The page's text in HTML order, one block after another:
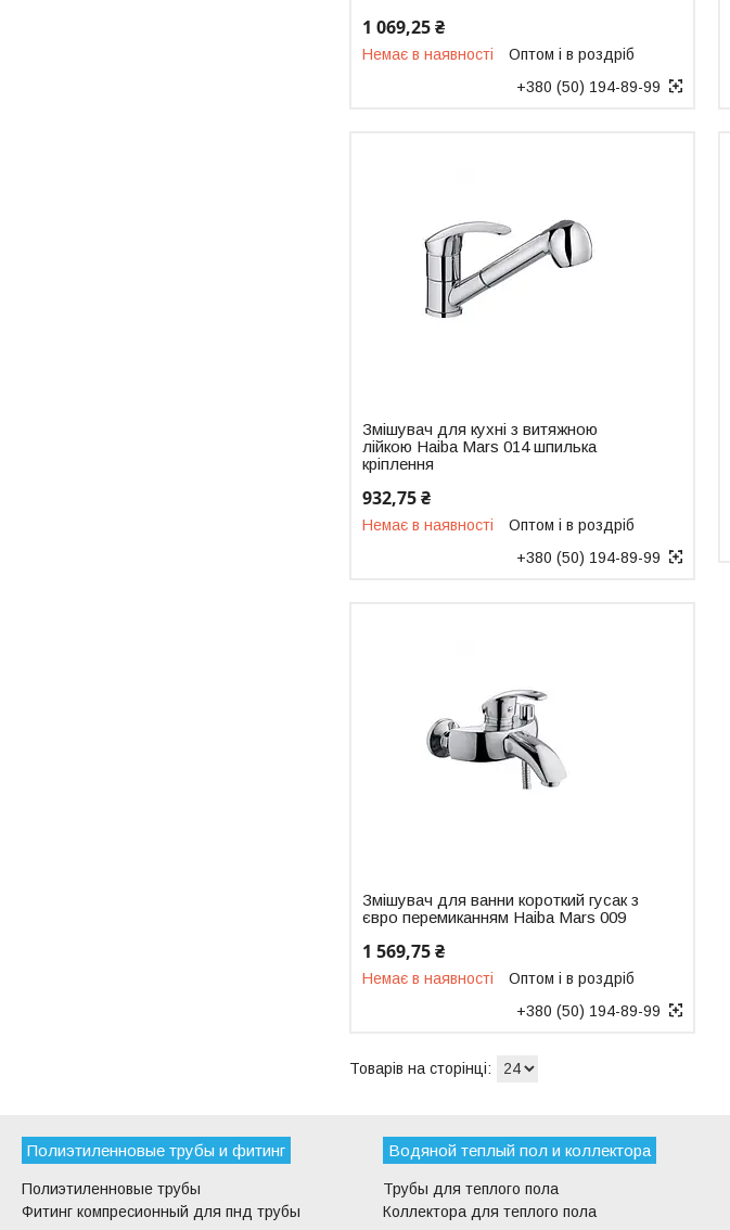
1 069,25 ₴
Немає в наявності
Оптом і в роздріб
+380 (50) 194-89-99
Змішувач для кухні з витяжною
лійкою Haiba Mars 014 шпилька
кріплення
932,75 ₴
Немає в наявності
Оптом і в роздріб
+380 (50) 194-89-99
Змішувач для ванни короткий гусак з
євро перемиканням Haiba Mars 009
1 569,75 ₴
Немає в наявності
Оптом і в роздріб
+380 (50) 194-89-99
Полиэтиленновые трубы и фитинг
Полиэтиленновые трубы
Фитинг компресионный для пнд трубы
Водяной теплый пол и коллектора
Трубы для теплого пола
Коллектора для теплого пола